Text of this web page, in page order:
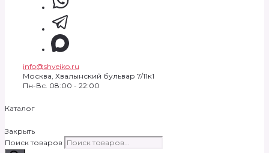
info@shveiko.ru
Москва, Хвалынский бульвар 7/11к1
Пн-Вс. 08:00 - 22:00
Каталог
Закрыть
Поиск товаров